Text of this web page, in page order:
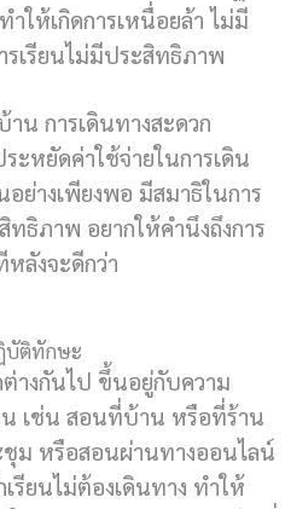
ให้เกิดการเหนื่อยล้า ไม่มี
รเรียนไม่มีประสิทธิภาพ
าน การเดินทางสะดวก
ะหยัดค่าใช้จ่ายในการเดิน
ย่างเพียงพอ มีสมาธิในการ
ทธิภาพ อยากให้คำนึงถึงการ
หลังจะดีกว่า
บัติทักษะ
างกันไป ขึ้นอยู่กับความ
น เช่น สอนที่บ้าน หรือที่ร้าน
ม หรือสอนผ่านทางออนไลน์
รียนไม่ต้องเดินทาง ทำให้